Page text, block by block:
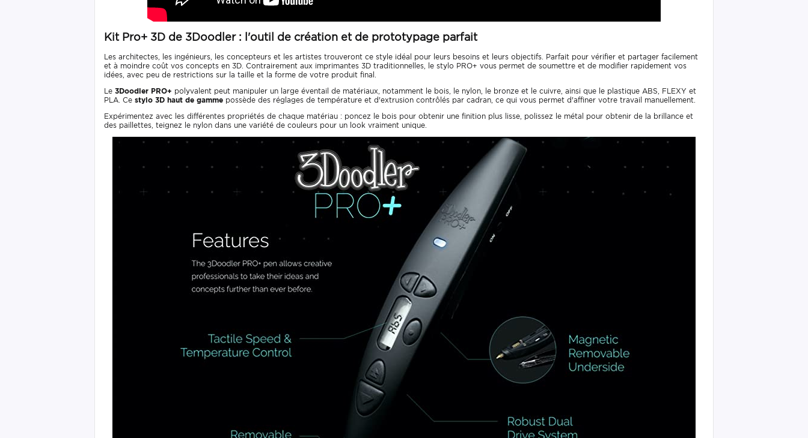
Kit Pro+ 3D de 3Doodler : l'outil de création et de prototypage parfait
Les architectes, les ingénieurs, les concepteurs et les artistes trouveront ce style idéal pour leurs besoins et leurs objectifs. Parfait pour vérifier et partager facilement
et à moindre coût vos concepts en 3D. Contrairement aux imprimantes 3D traditionnelles, le stylo PRO+ vous permet de soumettre et de modifier rapidement vos
idées, avec peu de restrictions sur la taille et la forme de votre produit final.
Le 3Doodler PRO+ polyvalent peut manipuler un large éventail de matériaux, notamment le bois, le nylon, le bronze et le cuivre, ainsi que le plastique ABS, FLEXY et
PLA. Ce stylo 3D haut de gamme possède des réglages de température et d'extrusion contrôlés par cadran, ce qui vous permet d'affiner votre travail manuellement.
Expérimentez avec les différentes propriétés de chaque matériau : poncez le bois pour obtenir une finition plus lisse, polissez le métal pour obtenir de la brillance et
des paillettes, teignez le nylon dans une variété de couleurs pour un look vraiment unique.